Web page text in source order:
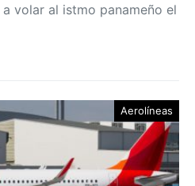
volar al istmo panameño el
Aerolíneas